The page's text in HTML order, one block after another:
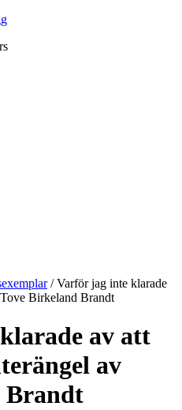
/Varför jag inte klarade
Birkeland Brandt
av att
av
Brandt